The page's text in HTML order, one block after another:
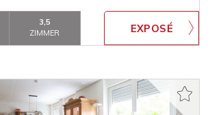
3,5
ZIMMER